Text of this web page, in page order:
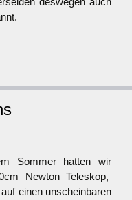
Sommer hatten wir
Newton Teleskop,
einen unscheinbaren